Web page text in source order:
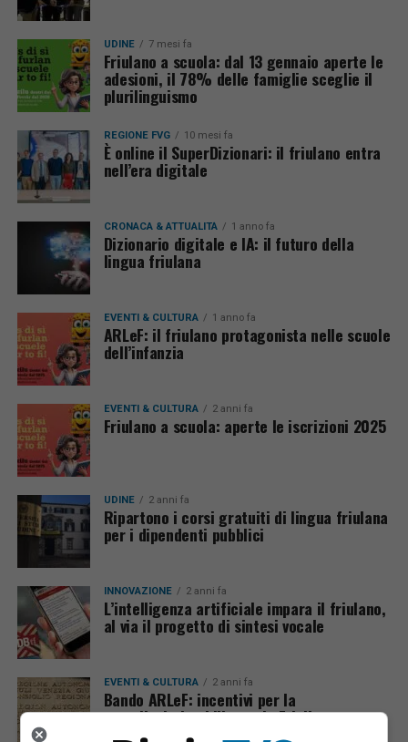
UDINE 7 mesi fa
Friulano a scuola: dal 13 gennaio aperte le
adesioni, il 78% delle famiglie sceglie il
plurilinguismo
REGIONE FVG 10 mesi fa
È online il SuperDizionari: il friulano entra
nell’era digitale
CRONACA & ATTUALITÀ 1 anno fa
Dizionario digitale e IA: il futuro della
lingua friulana
EVENTI & CULTURA 1 anno fa
ARLeF: il friulano protagonista nelle scuole
dell’infanzia
EVENTI & CULTURA 2 anni fa
Friulano a scuola: aperte le iscrizioni 2025
UDINE 2 anni fa
Ripartono i corsi gratuiti di lingua friulana
per i dipendenti pubblici
INNOVAZIONE 2 anni fa
L’intelligenza artificiale impara il friulano,
al via il progetto di sintesi vocale
EVENTI & CULTURA 2 anni fa
Bando ARLeF: incentivi per la
cartellonistica bilingue in Friuli